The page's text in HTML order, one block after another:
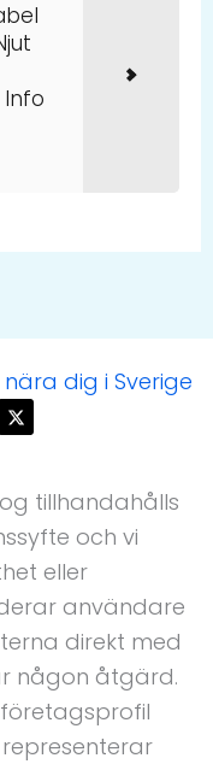
X
-
t
t
t
e
r
tillhandahålls
och vi
eller
användare
direkt med
någon åtgärd.